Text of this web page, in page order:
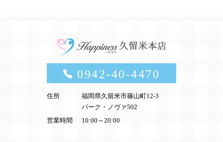
0942-40-4470
住所
福岡県久留米市篠山町12-3
パーク・ノヴァ502
営業時間
10:00～20:00